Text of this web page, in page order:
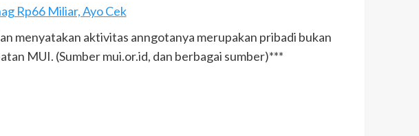
Rp66 Miliar, Ayo Cek
menyatakan aktivitas anngotanya merupakan pribadi bukan
MUI. (Sumber mui.or.id, dan berbagai sumber)***